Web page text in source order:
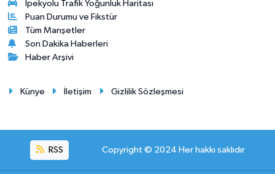
İpekyolu Trafik Yoğunluk Haritası
Puan Durumu ve Fikstür
Tüm Manşetler
Son Dakika Haberleri
Haber Arşivi
Künye İletişim Gizlilik Sözleşmesi
RSS Copyright © 2024 Her hakkı saklıdır